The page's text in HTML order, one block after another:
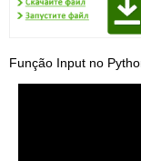
Função Input no